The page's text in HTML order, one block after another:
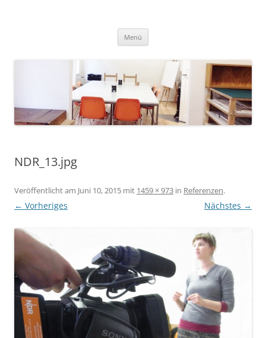
Menü
NDR_13.jpg
Veröffentlicht am Juni 10, 2015 mit 1459 × 973 in Referenzen.
← Vorheriges Nächstes →